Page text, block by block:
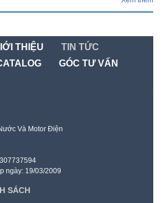
THIỆU
TIN TỨC
GÓC TƯ VẤN
Và Motor Điện
ngày: 19/03/2009
SÁCH